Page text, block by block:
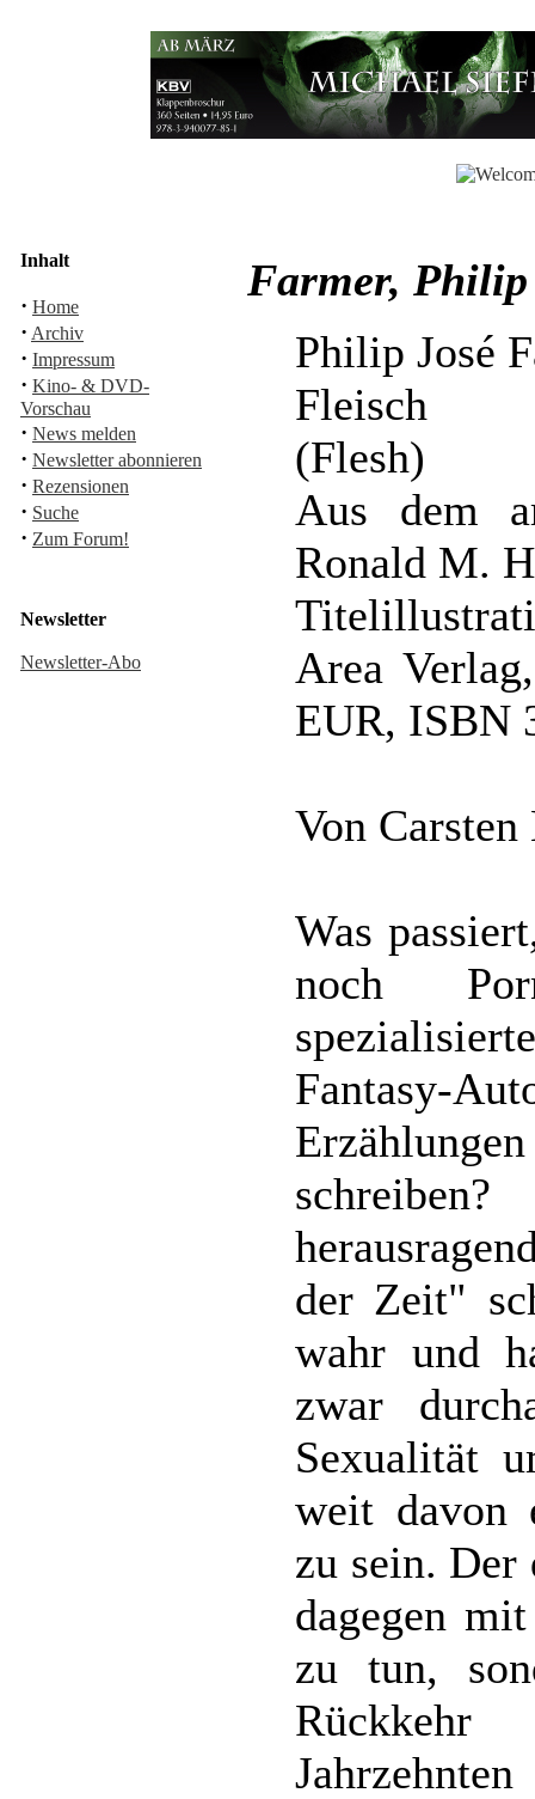
Inhalt
· Home
· Archiv
· Impressum
· Kino- & DVD-
Vorschau
· News melden
· Newsletter abonnieren
· Rezensionen
· Suche
· Zum Forum!
Newsletter
Newsletter-Abo
Farmer,
Philip José
Fleisch
(Flesh)
Aus dem
Ronald M.
Area
EUR, ISBN
Von
Was
noch
der Zeit"
wahr und
zwar
Sexualität
weit davon
zu sein. Der
dagegen
zu tun,
Rückkehr